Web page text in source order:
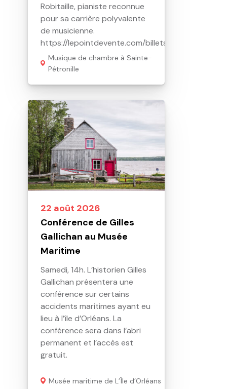
Robitaille, pianiste reconnue
pour sa carrière polyvalente
de musicienne.
https://lepointdevente.com/billets/nil260820001
Musique de chambre à Sainte-
Pétronille
22 août 2026
Conférence de Gilles
Gallichan au Musée
Maritime
Samedi, 14h. L’historien Gilles
Gallichan présentera une
conférence sur certains
accidents maritimes ayant eu
lieu à l’île d’Orléans. La
conférence sera dans l’abri
permanent et l’accès est
gratuit.
Musée maritime de L’Île d’Orléans